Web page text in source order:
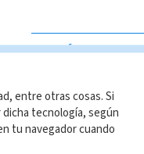
LO MÁS
Seis
de
entre otras cosas. Si
tecnología, según
tu navegador cuando